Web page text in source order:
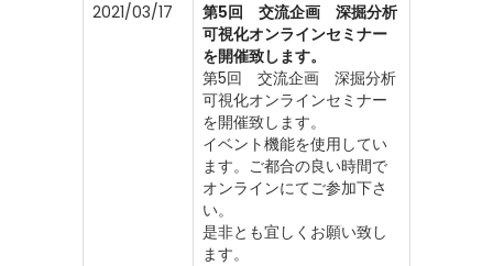
2021/03/17
第5回 交流企画 深掘分析
可視化オンラインセミナー
を開催致します。
第5回 交流企画 深掘分析
可視化オンラインセミナー
を開催致します。
イベント機能を使用してい
ます。ご都合の良い時間で
オンラインにてご参加下さ
い。
是非とも宜しくお願い致し
ます。